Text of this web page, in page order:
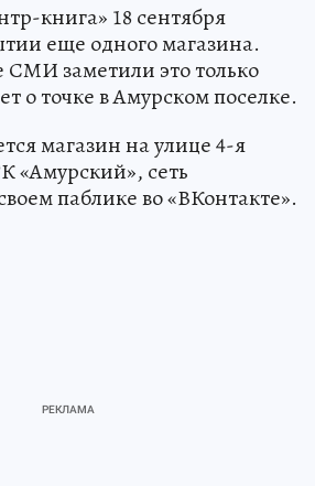
книга» 18 сентября
еще одного магазина.
заметили это только
о точке в Амурском поселке.
магазин на улице 4-я
«Амурский», сеть
паблике во «ВКонтакте».